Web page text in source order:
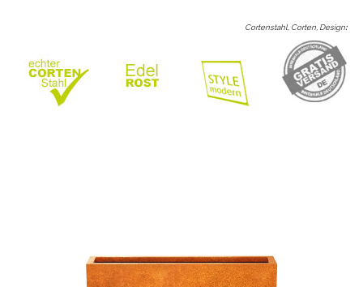
Cortenstahl, Corten, Design: